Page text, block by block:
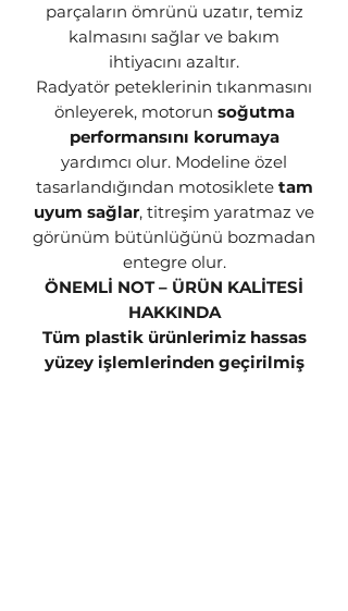
parçaların ömrünü uzatır, temiz
kalmasını sağlar ve bakım
ihtiyacını azaltır.
Radyatör peteklerinin tıkanmasını
önleyerek, motorun soğutma
performansını korumaya
yardımcı olur. Modeline özel
tasarlandığından motosiklete tam
uyum sağlar, titreşim yaratmaz ve
görünüm bütünlüğünü bozmadan
entegre olur.
ÖNEMLİ NOT – ÜRÜN KALİTESİ
HAKKINDA
Tüm plastik ürünlerimiz hassas
yüzey işlemlerinden geçirilmiş